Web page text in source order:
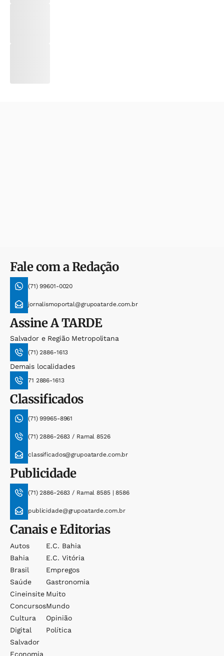
Fale com a Redação
(71) 99601-0020
jornalismoportal@grupoatarde.com.br
AssineA TARDE
Salvador e Região Metropolitana
(71) 2886-1613
Demais localidades
71 2886-1613
Classificados
(71) 99965-8961
(71) 2886-2683 / Ramal 8526
classificados@grupoatarde.com.br
Publicidade
(71) 2886-2683 / Ramal 8585 | 8586
publicidade@grupoatarde.com.br
Canais e Editorias
Autos
Bahia
Brasil
Saúde
Cineinsite
Concursos
Cultura
Digital
Salvador
Economia
E.c. Bahia
E.c. Vitória
Empregos
Gastronomia
Muito
Mundo
Opinião
Política